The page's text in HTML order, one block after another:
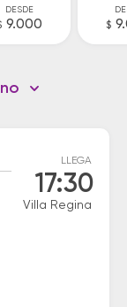
DESDE
9.000 $
LLEGA
17:30
Villa Regina